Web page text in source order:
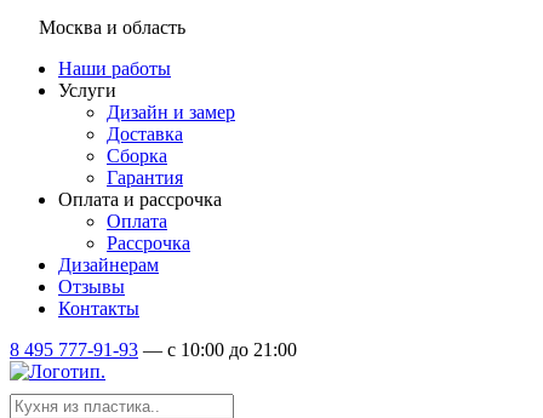
Москва и область
Наши работы
Услуги
Дизайн и замер
Доставка
Сборка
Гарантия
Оплата и рассрочка
Оплата
Рассрочка
Дизайнерам
Отзывы
Контакты
8 495 777-91-93 — c 10:00 до 21:00